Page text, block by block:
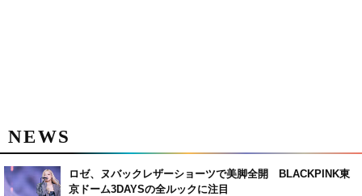
NEWS
ロゼ、ヌバックレザーショーツで美脚全開 BLACKPINK東
京ドーム3DAYSの全ルックに注目